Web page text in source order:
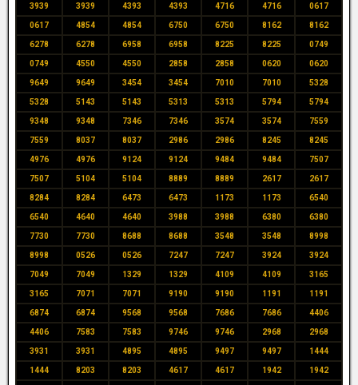
3939 3939 4393 4393 4716 4716 0617
0617 4854 4854 6750 6750 8162 8162
6278 6278 6958 6958 8225 8225 0749
0749 4550 4550 2858 2858 0620 0620
9649 9649 3454 3454 7010 7010 5328
5328 5143 5143 5313 5313 5794 5794
9348 9348 7346 7346 3574 3574 7559
7559 8037 8037 2986 2986 8245 8245
4976 4976 9124 9124 9484 9484 7507
7507 5104 5104 8889 8889 2617 2617
8284 8284 6473 6473 1173 1173 6540
6540 4640 4640 3988 3988 6380 6380
7730 7730 8688 8688 3548 3548 8998
8998 0526 0526 7247 7247 3924 3924
7049 7049 1329 1329 4109 4109 3165
3165 7071 7071 9190 9190 1191 1191
6874 6874 9568 9568 7686 7686 4406
4406 7583 7583 9746 9746 2968 2968
3931 3931 4895 4895 9497 9497 1444
1444 8203 8203 4617 4617 1942 1942